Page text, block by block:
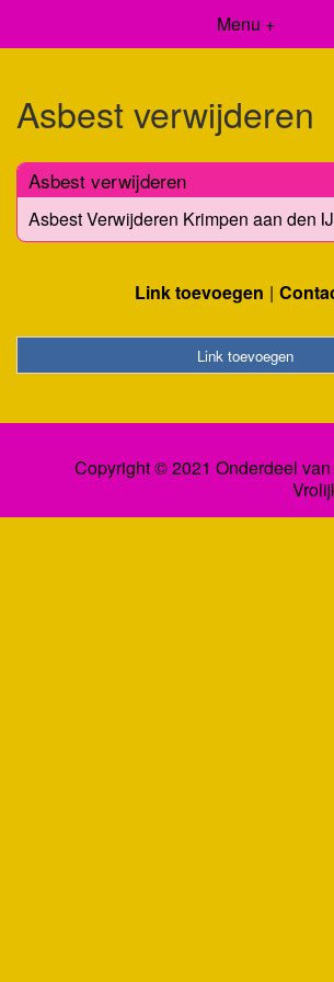
Menu +
Asbest verwijderen
Asbest verwijderen
Asbest Verwijderen Krimpen aan den
Link toevoegen
Link toevoegen
Copyright © 2021 Onderdeel van